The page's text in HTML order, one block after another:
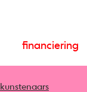
financiering